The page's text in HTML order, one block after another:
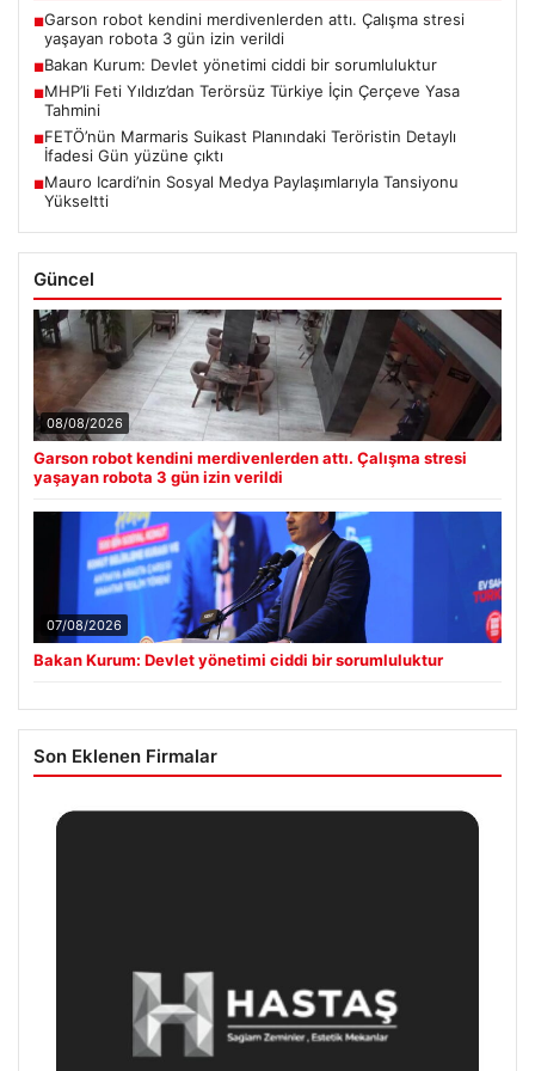
■Garson robot kendini merdivenlerden attı. Çalışma stresi
yaşayan robota 3 gün izin verildi
■Bakan Kurum: Devlet yönetimi ciddi bir sorumluluktur
■MHP’li Feti Yıldız’dan Terörsüz Türkiye İçin Çerçeve Yasa
Tahmini
■FETÖ’nün Marmaris Suikast Planındaki Teröristin Detaylı
İfadesi Gün yüzüne çıktı
■Mauro Icardi’nin Sosyal Medya Paylaşımlarıyla Tansiyonu
Yükseltti
Güncel
08/08/2026
Garson robot kendini merdivenlerden attı. Çalışma stresi
yaşayan robota 3 gün izin verildi
07/08/2026
Bakan Kurum: Devlet yönetimi ciddi bir sorumluluktur
Son Eklenen Firmalar